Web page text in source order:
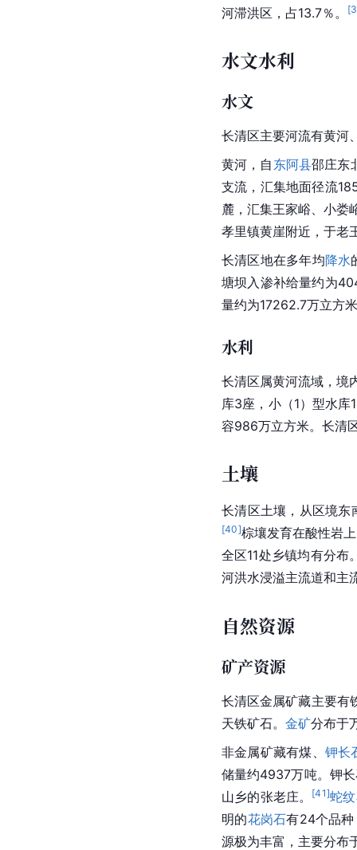
河滞洪区，占13.7％。
[
水文水利
水文
长清区主要河流有黄河
黄河，自 东阿县邵庄东
支流，汇集地面径流
麓，汇集王家峪、小娄
孝里镇黄崖附近，于老
长清区地在多年均降水
塘坝入渗补给量约为
量约为17262.7万立方
水利
长清区属黄河流域，境
库3座，小（1）型水
容986万立方米。长清
土壤
长清区土壤，从区境东
[40]棕壤发育在酸性岩
全区11处乡镇均有分布
河洪水浸溢主流道和主
自然资源
矿产资源
长清区金属矿藏主要有
天铁矿石。 金矿分布于
非金属矿藏有煤、 钾长
储量约4937万吨。钾
山乡的张老庄。 [41]蛇
明的花岗石有24个品
源极为丰富，主要分布